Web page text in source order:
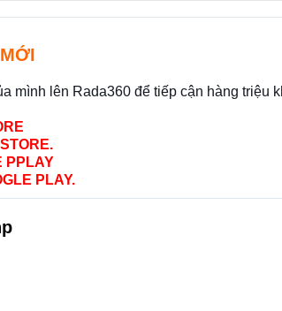
mình lên Rada360 để tiếp cận hàng triệu
PPLAY
PLAY.